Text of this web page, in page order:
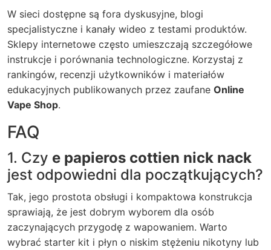
W sieci dostępne są fora dyskusyjne, blogi
specjalistyczne i kanały wideo z testami produktów.
Sklepy internetowe często umieszczają szczegółowe
instrukcje i porównania technologiczne. Korzystaj z
rankingów, recenzji użytkowników i materiałów
edukacyjnych publikowanych przez zaufane Online
Vape Shop.
FAQ
1. Czy e papieros cottien nick nack
jest odpowiedni dla początkujących?
Tak, jego prostota obsługi i kompaktowa konstrukcja
sprawiają, że jest dobrym wyborem dla osób
zaczynających przygodę z wapowaniem. Warto
wybrać starter kit i płyn o niskim stężeniu nikotyny lub